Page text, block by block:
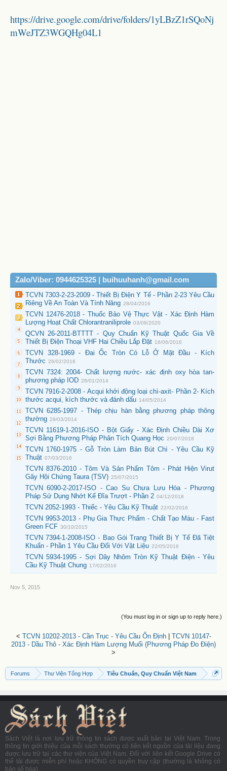
https://drive.google.com/drive/folders/1yLBzZ1rSQoNj
mWeJTZ3WGQHg04L1
Zalo/Viber: 0944625325 | buihuuhanh@gmail.com
TCVN 7303-2-23-2009 - Thiết Bị Điện Y Tế - Phần 2-23 Yêu Cầu
Riêng Về An Toàn Và Tính Năng 28/04/2016
TCVN 12476-2018 - Thuốc Bảo Vệ Thực Vật - Xác Định Hàm
Lượng Hoạt Chất Chlorantraniliprole 03/08/2020
QCVN 26-2011-BTTTT - Quy Chuẩn Kỹ Thuật Quốc Gia Về
Thiết Bị Điện Thoại VHF Hai Chiều Lắp Đặt 16/06/2016
TCVN 328-1969 - Đai Ốc Tròn Có Lỗ Ở Mặt Đầu - Kích
Thước 26/02/2016
TCVN 7324: 2004- Chất lượng nước- xác định oxy hòa tan-
phương pháp IOD 28/01/2014
TCVN 7916-2-2008 - Acqui khởi động loại chì-axit- Phần 2- Kích
thước acqui, kích thước và đánh dấu 14/05/2014
TCVN 6285-1997 - Thép chịu hàn bằng phương pháp thông
thường 29/03/2014
TCVN 11619-1-2016-ISO - Bột Giấy - Xác Định Chiều Dài Xơ
Sợi Bằng Phương Pháp Phân Tích Quang Học 20/07/2018
TCVN 1760-1975 - Gỗ Tròn Làm Bản Bút Chì - Yêu Cầu Kỹ
Thuật 07/03/2016
TCVN 8376-2010 - Tôm Và Sản Phẩm Tôm - Phát Hiện Virut
Gây Hội Chứng Taura (TSV) 25/07/2015
TCVN 6090-2-2017-ISO - Cao Su Chưa Lưu Hóa - Phương
Pháp Sử Dụng Nhớt Kế Đĩa Trượt - Phần 2 04/12/2018
TCVN 2052-1993 - Thiếc - Yêu Cầu Kỹ Thuật 22/02/2016
TCVN 9953-2013 - Phụ Gia Thực Phẩm - Chất Tạo Màu - Fast
Green FCF 30/10/2015
TCVN 7394-1-2008-ISO - Bao Gói Trang Thiết Bị Y Tế Đã Tiệt
Khuẩn - Phần 1 Yêu Cầu Đối Với Vật Liệu 22/05/2016
TCVN 5934-1995 - Sợi Dây Nhôm Tròn Kỹ Thuật Điện - Yêu
Cầu Kỹ Thuật Chung 17/02/2016
Nov 5, 2015
(You must log in or sign up to reply here.)
< TCVN 10202-2013 - Cần Trục - Yêu Cầu Ổn Định| TCVN 10147-
2013 - Dầu Thô - Xác Định Hàm Lượng Muối (Phương Pháp Đo Điện)
>
Forums Thư Viện Tổng Hợp Tiêu Chuẩn, Quy Chuẩn Việt Nam
Sách Việt là nơi lưu trữ thông tin sách được xuất bản tại Việt Nam. Trong
thông tin giới thiệu của mỗi sách thường có liên kết nguồn của tài liệu đang
được lưu trữ tại các thư viện của Việt Nam. Đối với liên kết Google Drive có
thể tải được miễn phí hoặc KHÔNG có quyền truy cập (thường là không có
bản số hóa).